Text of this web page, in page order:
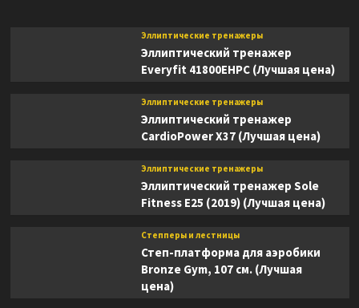
Эллиптические тренажеры
Эллиптический тренажер
Everyfit 41800EHPC (Лучшая цена)
Эллиптические тренажеры
Эллиптический тренажер
CardioPower X37 (Лучшая цена)
Эллиптические тренажеры
Эллиптический тренажер Sole
Fitness E25 (2019) (Лучшая цена)
Степперы и лестницы
Степ-платформа для аэробики
Bronze Gym, 107 см. (Лучшая
цена)